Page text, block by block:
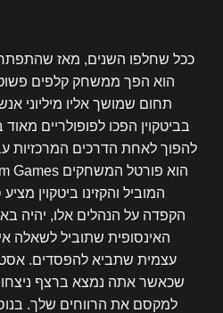
הוא הפך ממשחק קלפים
תחום שמושך אליו מיליוני
בביטקוין הפכו לפופולריים
להפוך לאחת הדרכים המרכזיות
המוביל והקזינו ביטקוין
הקפדה על הנהלים אלו, יהיה
האינסופית שתוביל לשאלה
עצמית שתביא להפסדים.
שכאשר אתה נמצא ברצף
למקסם את הרווחים שלך.